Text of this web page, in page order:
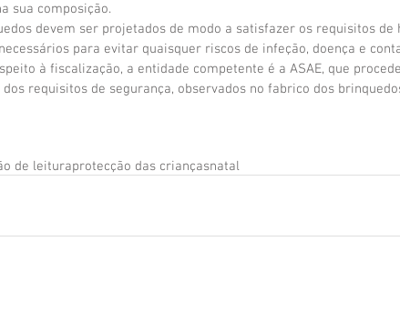
sua composição.
devem ser projetados de modo a satisfazer os requisitos de
para evitar quaisquer riscos de infeção, doença e
à fiscalização, a entidade competente é a ASAE, que
requisitos de segurança, observados no fabrico dos
de leituraprotecção das criançasnatal